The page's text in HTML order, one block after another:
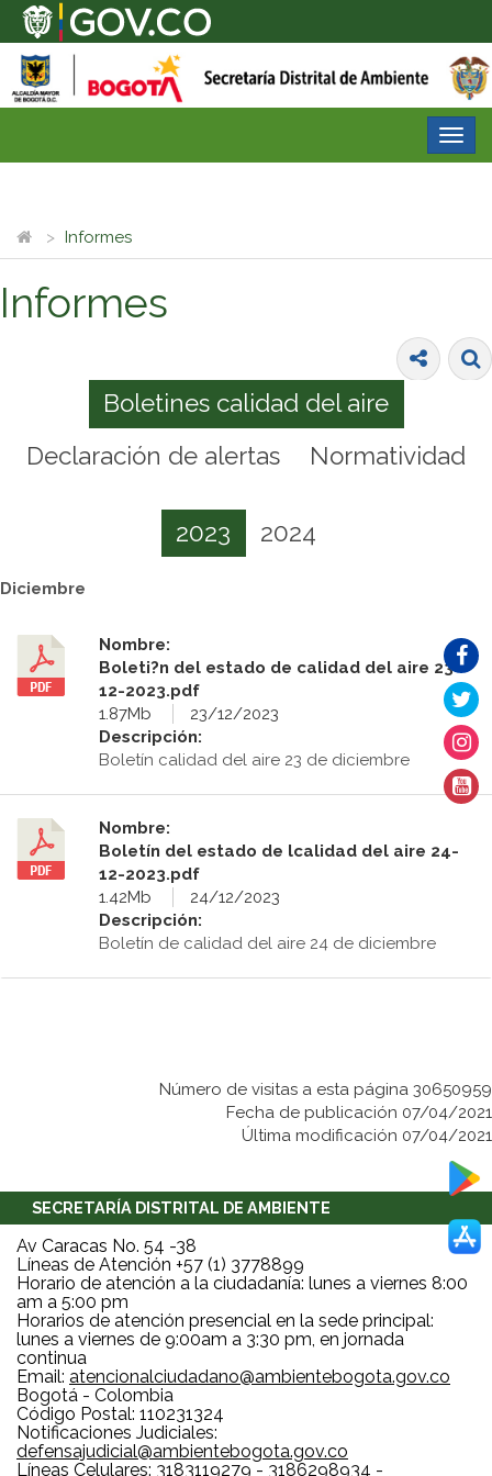
Informes
Informes
Boletines calidad del aire
Declaración de alertas
Normatividad
2023 2024
Diciembre
Nombre:
Boleti?n del estado de calidad del aire 23-
12-2023.pdf
1.87Mb
23/12/2023
Descripción:
Boletín calidad del aire 23 de diciembre
Nombre:
Boletín del estado de lcalidad del aire 24-
12-2023.pdf
1.42Mb
24/12/2023
Descripción:
Boletín de calidad del aire 24 de diciembre
Número de visitas a esta página 30650959
Fecha de publicación 07/04/2021
Última modificación 07/04/2021
SECRETARÍA DISTRITAL DE AMBIENTE
Av Caracas No. 54 -38
Líneas de Atención +57 (1) 3778899
Horario de atención a la ciudadanía: lunes a viernes 8:00
am a 5:00 pm
Horarios de atención presencial en la sede principal:
lunes a viernes de 9:00am a 3:30 pm, en jornada
continua
Email: atencionalciudadano@ambientebogota.gov.co
Bogotá - Colombia
Código Postal: 110231324
Notificaciones Judiciales:
defensajudicial@ambientebogota.gov.co
Líneas Celulares: 3183119279 - 3186298934 -